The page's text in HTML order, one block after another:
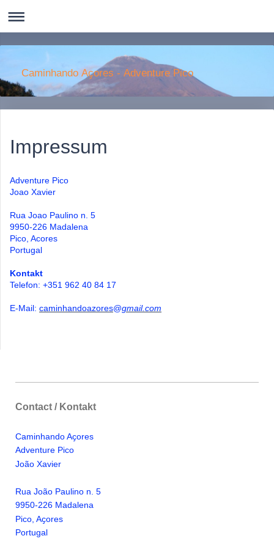
Caminhando Aҫores - Adventure Pico
Impressum
Adventure Pico
Joao Xavier
Rua Joao Paulino n. 5
9950-226 Madalena
Pico, Acores
Portugal
Kontakt
Telefon: +351 962 40 84 17
E-Mail: caminhandoazores@gmail.com
Contact / Kontakt
Caminhando Aҫores
Adventure Pico
João Xavier
Rua João Paulino n. 5
9950-226 Madalena
Pico, Aҫores
Portugal